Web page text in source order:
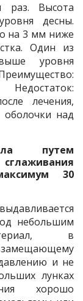
раз. Высота
десны.
на 3 мм ниже
Один из
уровня
лечения,
оболочки над
путем
30
небольшим
в
и не
лунках
хорошо